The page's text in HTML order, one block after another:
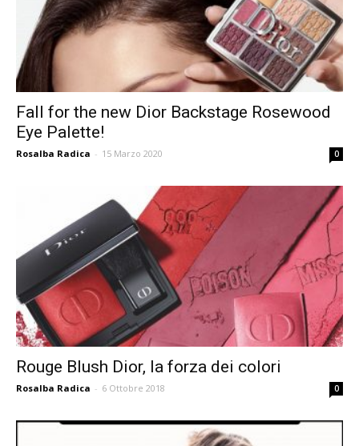
Fall for the new Dior Backstage Rosewood
Eye Palette!
Rosalba Radica - 15 Marzo 2020 0
Rouge Blush Dior, la forza dei colori
Rosalba Radica - 6 Ottobre 2018 0